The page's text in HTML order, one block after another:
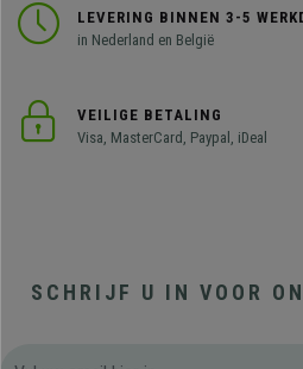
LEVERING BINNEN 3-5
in Nederland en België
VEILIGE BETALING
Visa, MasterCard, Paypal, iDeal
SCHRIJF U IN VOOR